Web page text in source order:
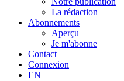
La rédaction
Abonnements
Aperçu
Je m'abonne
Contact
Connexion
EN